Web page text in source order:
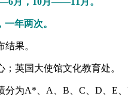
一年两次。
果。
英国大使馆文化教育处。
分为A*、A、B、C、D、E